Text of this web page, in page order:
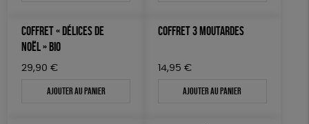
COFFRET « DÉLICES DE
NOËL » BIO
29,90 €
Ajouter au panier
COFFRET 3 MOUTARDES
14,95 €
Ajouter au panier